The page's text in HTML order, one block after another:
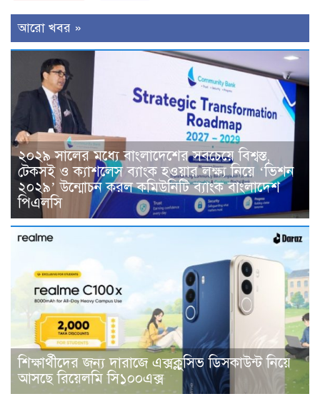
আরো খবর »
২০২৯ সালের মধ্যে বাংলাদেশের সবচেয়ে বিশ্বস্ত,
টেকসই ও ক্যাশলেস ব্যাংক হওয়ার লক্ষ্য নিয়ে ‘ভিশন
২০২৯’ উন্মোচন করল কমিউনিটি ব্যাংক বাংলাদেশ
পিএলসি
শিক্ষার্থীদের জন্য দারাজে এক্সক্লুসিভ ডিসকাউন্ট নিয়ে
আসছে রিয়েলমি সি১০০এক্স